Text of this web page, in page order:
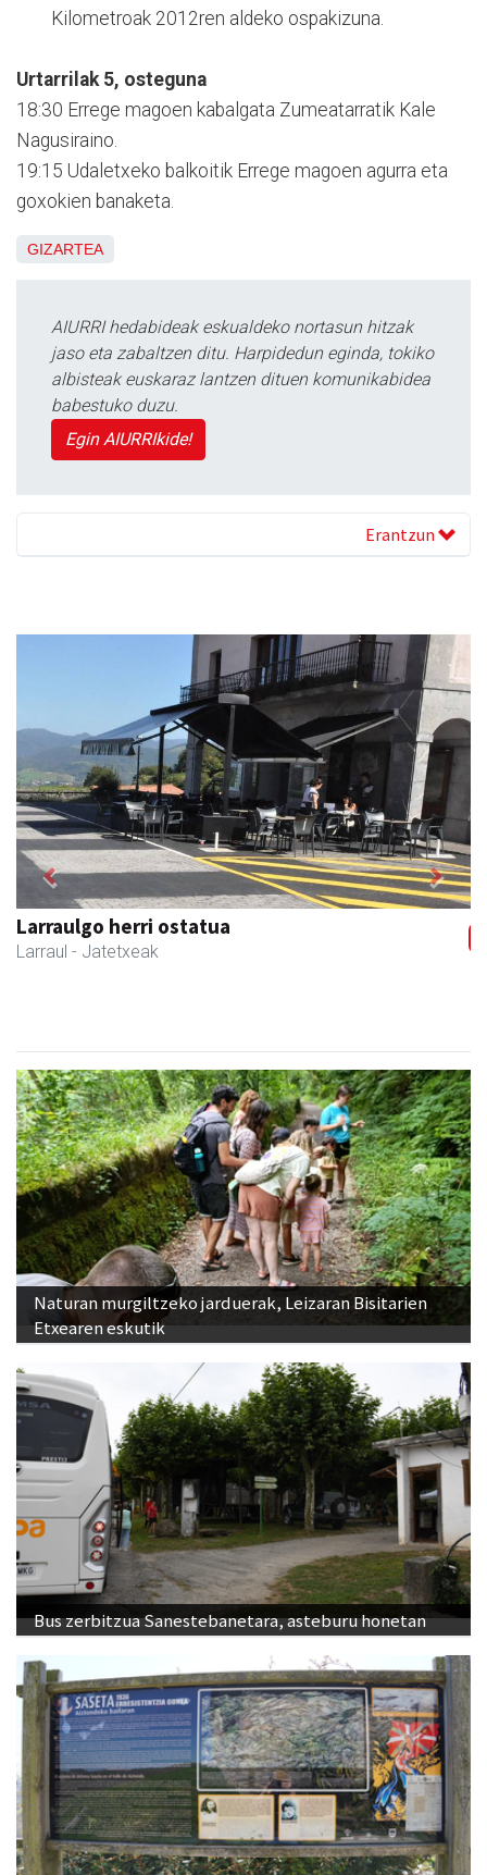
Kilometroak 2012ren aldeko ospakizuna.
Urtarrilak 5, osteguna
18:30 Errege magoen kabalgata Zumeatarratik Kale
Nagusiraino.
19:15 Udaletxeko balkoitik Errege magoen agurra eta
goxokien banaketa.
GIZARTEA
AIURRI hedabideak eskualdeko nortasun hitzak
jaso eta zabaltzen ditu. Harpidedun eginda, tokiko
albisteak euskaraz lantzen dituen komunikabidea
babestuko duzu.
Egin AIURRIkide!
Erantzun
Larraulgo herri ostatua
Larraul - Jatetxeak
Previous Next
Naturan murgiltzeko jarduerak, Leizaran Bisitarien
Etxearen eskutik
Bus zerbitzua Sanestebanetara, asteburu honetan